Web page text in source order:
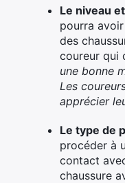
Le niveau
pourra
des
coureur qui
une bonne
Les
apprécier
Le type de
procéder à
contact
chaussure